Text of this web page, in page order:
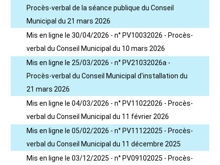
Procès-verbal de la séance publique du Conseil
Municipal du 21 mars 2026
Mis en ligne le 30/04/2026 - n° PV10032026 - Procès-
verbal du Conseil Municipal du 10 mars 2026
Mis en ligne le 25/03/2026 - n° PV21032026a -
Procès-verbal du Conseil Municipal d'installation du
21 mars 2026
Mis en ligne le 04/03/2026 - n° PV11022026 - Procès-
verbal du Conseil Municipal du 11 février 2026
Mis en ligne le 05/02/2026 - n° PV11122025 - Procès-
verbal du Conseil Municipal du 11 décembre 2025
Mis en ligne le 03/12/2025 - n° PV09102025 - Procès-